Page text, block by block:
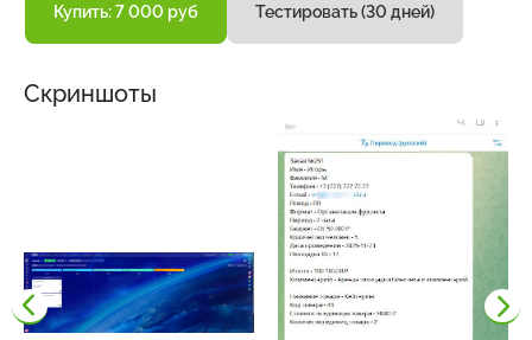
Купить: 7 000 руб Тестировать (30 дней)
Скриншоты